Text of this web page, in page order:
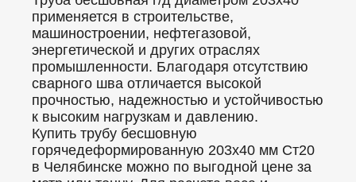
применяется в строительстве,
машиностроении, нефтегазовой,
энергетической и других отраслях
промышленности. Благодаря отсутствию
сварного шва отличается высокой
прочностью, надежностью и устойчивостью
к высоким нагрузкам и давлению.
Купить трубу бесшовную
горячедеформированную 203x40 мм Ст20
в Челябинске можно по выгодной цене за